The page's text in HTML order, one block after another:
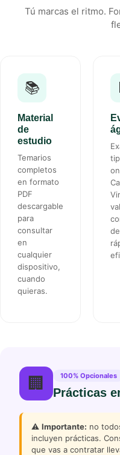
Tú marcas el ritmo.
📚
Material
de
estudio
Temarios
completos
en formato
PDF
descargable
para
consultar
en
cualquier
dispositivo,
cuando
quieras.
🏢 100% Opcionales
Prácticas
⚠️ Importante: no
incluyen prácticas.
que vas a contratar